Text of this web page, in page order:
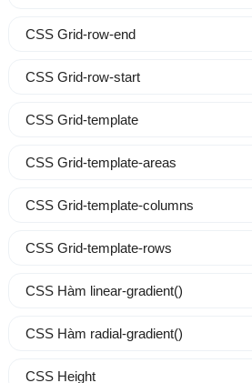
CSS Grid-row-end
CSS Grid-row-start
CSS Grid-template
CSS Grid-template-areas
CSS Grid-template-columns
CSS Grid-template-rows
CSS Hàm linear-gradient()
CSS Hàm radial-gradient()
CSS Height